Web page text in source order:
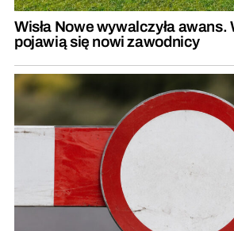
Wisła Nowe wywalczyła awans.
pojawią się nowi zawodnicy